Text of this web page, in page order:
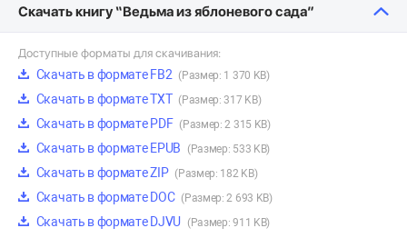
Скачать книгу “Ведьма из яблоневого сада”
Доступные форматы для скачивания:
Скачать в формате FB2 (Размер: 1 370 KB)
Скачать в формате TXT (Размер: 317 KB)
Скачать в формате PDF (Размер: 2 315 KB)
Скачать в формате EPUB (Размер: 533 KB)
Скачать в формате ZIP (Размер: 182 KB)
Скачать в формате DOC (Размер: 2 693 KB)
Скачать в формате DJVU (Размер: 911 KB)